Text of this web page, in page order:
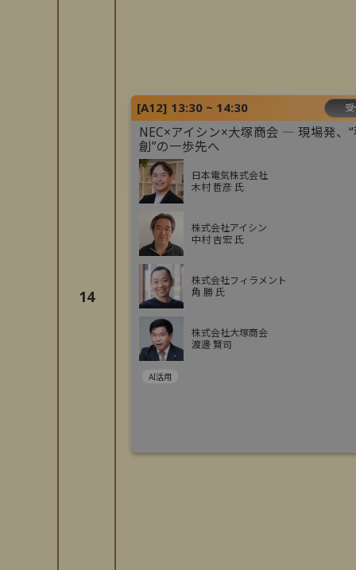
14
[A12] 13:30 ~ 14:30
NEC×アイシン×大塚商会 ― 現場発、
創”の一歩先へ
日本電気株式会社
木村 哲彦 氏
株式会社アイシン
中村 吉宏 氏
株式会社フィラメント
角 勝 氏
株式会社大塚商会
渡邊 賢司
AI活用